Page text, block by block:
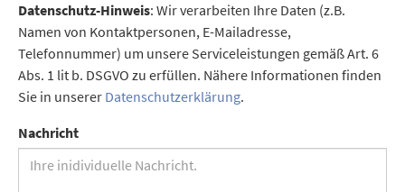
Datenschutz-Hinweis: Wir verarbeiten Ihre Daten (z.B.
Namen von Kontaktpersonen, E-Mailadresse,
Telefonnummer) um unsere Serviceleistungen gemäß Art. 6
Abs. 1 lit b. DSGVO zu erfüllen. Nähere Informationen finden
Sie in unserer Datenschutzerklärung.
Nachricht